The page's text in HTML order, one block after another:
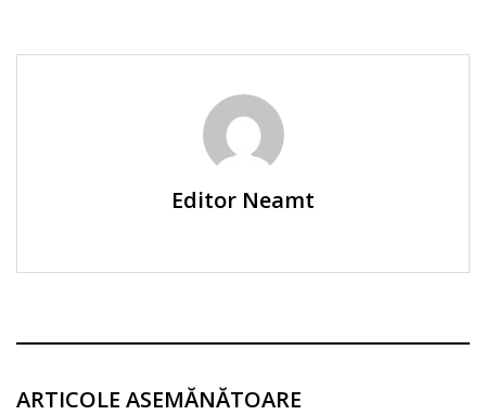
Editor Neamt
ARTICOLE ASEMĂNĂTOARE